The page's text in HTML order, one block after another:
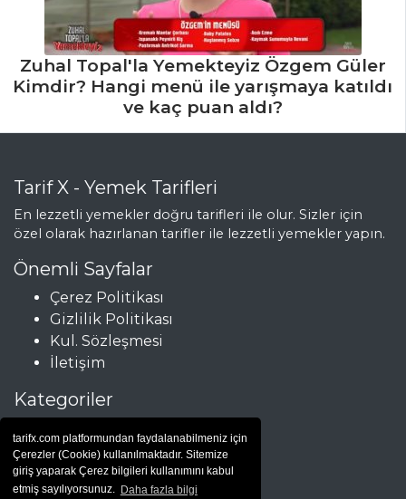
tarifx.com platformundan faydalanabilmeniz için
Çerezler (Cookie) kullanılmaktadır. Sitemize
giriş yaparak Çerez bilgileri kullanımını kabul
etmiş sayılıyorsunuz. Daha fazla bilgi
Zuhal Topal'la Yemekteyiz Özgem Güler
Kimdir? Hangi menü ile yarışmaya katıldı
ve kaç puan aldı?
Tarif X - Yemek Tarifleri
En lezzetli yemekler doğru tarifleri ile olur. Sizler için
özel olarak hazırlanan tarifler ile lezzetli yemekler yapın.
Önemli Sayfalar
Çerez Politikası
Gizlilik Politikası
Kul. Sözleşmesi
İletişim
Kategoriler
Et Yemekleri
Hamur İşleri
Salatalar